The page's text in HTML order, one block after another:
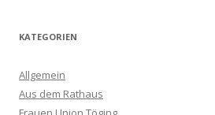
KATEGORIEN
Allgemein
Aus dem Rathaus